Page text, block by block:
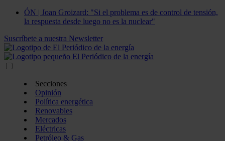
ÓN | Joan Groizard: "Si el problema es de control de tensión,
la respuesta desde luego no es la nuclear"
Suscríbete a nuestra Newsletter
Secciones
Opinión
Política energética
Renovables
Mercados
Eléctricas
Petróleo & Gas